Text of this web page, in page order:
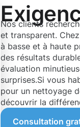
Nos clients
et transparent.
à basse et à haute
des résultats
évaluation
surprises.Si vous
pour un nettoyage
découvrir la
Consultation